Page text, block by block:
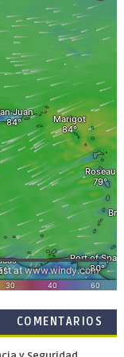
COMENTARIOS